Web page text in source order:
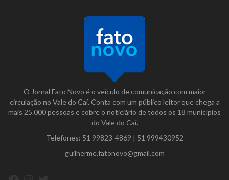
O Jornal Fato Novo é o veículo de comunicação com maior
circulação no Vale do Caí. Conta com um público leitor que chega a
mais 25.000 pessoas e cobre o noticiário de todos os 18 municípios
do Vale do Caí.
Telefones: 51 99823-4869 | 51 999430952
guilherme.fatonovo@gmail.com